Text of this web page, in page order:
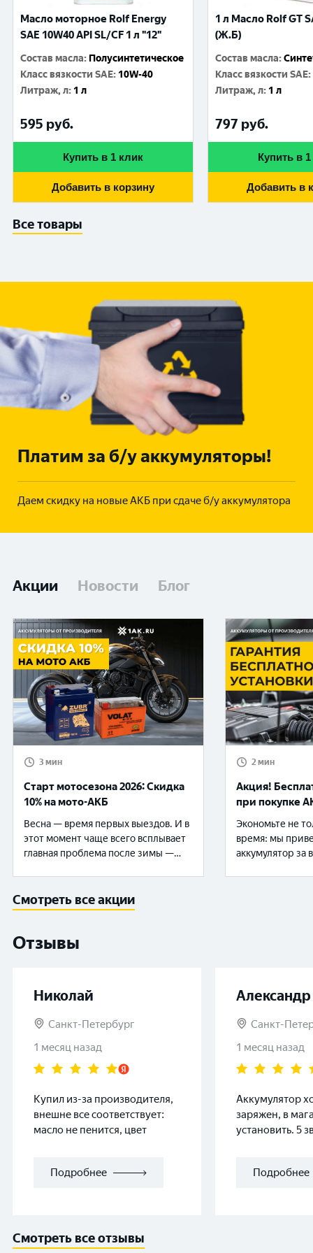
Масло моторное Rolf Energy
SAE 10W40 API SL/CF 1 л "12"
Состав масла: Полусинтетическое
Класс вязкости SAE: 10W-40
Литраж, л: 1 л
595 руб.
Купить в 1 клик
Добавить в корзину
1 л Масло Rolf GT
(Ж.Б)
Состав масла:
Класс вязкости SAE:
Литраж, л: 1 л
797 руб.
Купить в
Добавить в
Все товары
Платим за б/у аккумуляторы!
Даем скидку на новые АКБ при сдаче б/у аккумулятора
Акции Новости Блог
3 мин
Старт мотосезона 2026: Скидка
10% на мото-АКБ
Весна — время первых выездов. И в
этот момент чаще всего всплывает
главная проблема после зимы —
с бубном", подготовьтесь заранее.
🔥 До конца мая — скидка 10% на
получаете:Быстрый и уверенный
2 мин
Акция!
при покупке
Экономьте не
время: мы
аккумулятор за
Смотреть все акции
Отзывы
Николай
Санкт-Петербург
1 месяц назад
Купил из-за производителя,
внешне все соответствует:
масло не пенится, цвет
Посмотрим, как будет в
Подробнее
Александр
Санкт-
1 месяц назад
Аккумулятор
заряжен, в
установить. 5
Подробнее
Смотреть все отзывы